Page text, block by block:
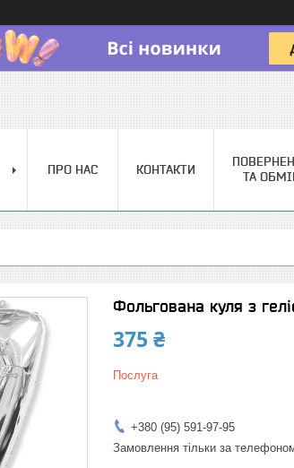
ПРО НАС КОНТАКТИ
ТА
Фольгована куля з
375 ₴
Послуга
+380 (95) 591-97-95
Замовлення тільки за